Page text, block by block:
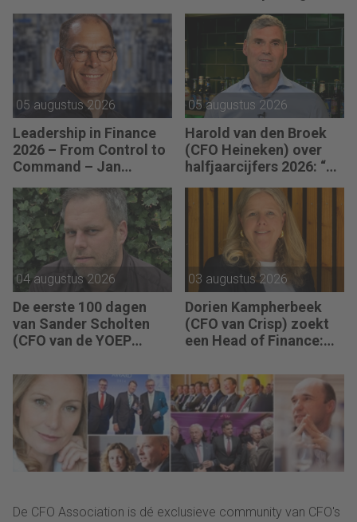
05 augustus 2026
Leadership in Finance
2026 – From Control to
Command – Jan
van The Protein
Brewery): “Je moet
vaak met relatief weinig
data toch knopen
doorhakken.”
05 augustus 2026
Harold van den Broek
(CFO Heineken) over
halfjaarcijfers 2026: “De
vooruitgang is
zichtbaar.”
04 augustus 2026
De eerste 100 dagen
van Sander Scholten
(CFO van de YOEP
sturing werkt pas echt
als mensen begrijpen
waarom keuzes nodig
zijn.”
03 augustus 2026
Dorien Kampherbeek
(CFO van Crisp) zoekt
een Head of Finance:
performance driven
worden.”
De CFO Association is dé exclusieve community van CFO's